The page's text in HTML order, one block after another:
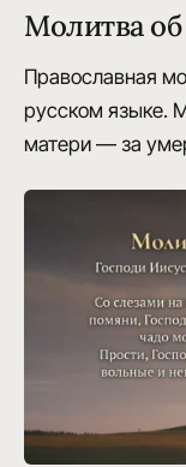
Молитва
Православная
русском языке.
матери — за